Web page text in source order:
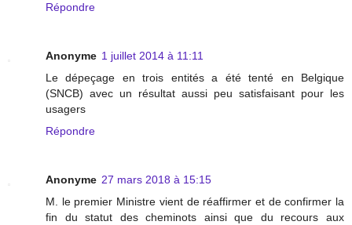
Répondre
Anonyme 1 juillet 2014 à 11:11
Le dépeçage en trois entités a été tenté en Belgique
(SNCB) avec un résultat aussi peu satisfaisant pour les
usagers
Répondre
Anonyme 27 mars 2018 à 15:15
M. le premier Ministre vient de réaffirmer et de confirmer la
fin du statut des cheminots ainsi que du recours aux